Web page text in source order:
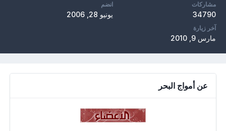
مشاركات
34790
انضم
يونيو 28, 2006
آخر زيارة
مارس 9, 2010
عن أمواج البحر